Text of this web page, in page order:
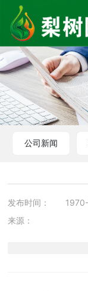
公司新闻
发布时间：
来源：